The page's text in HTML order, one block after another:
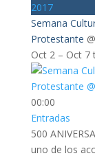
2017
Semana
Protestante
Oct 2 – Oct 7
00:00
Entradas
500
uno de los